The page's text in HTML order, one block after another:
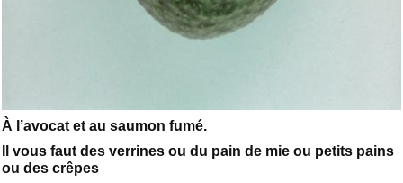
À l’avocat et au saumon fumé.
Il vous faut des verrines ou du pain de mie ou petits pains
ou des crêpes